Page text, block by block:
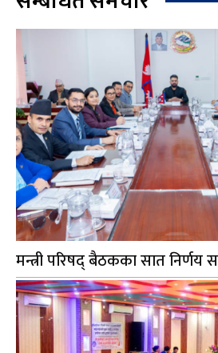
मन्त्री परिषद् बैठकका सात निर्णय